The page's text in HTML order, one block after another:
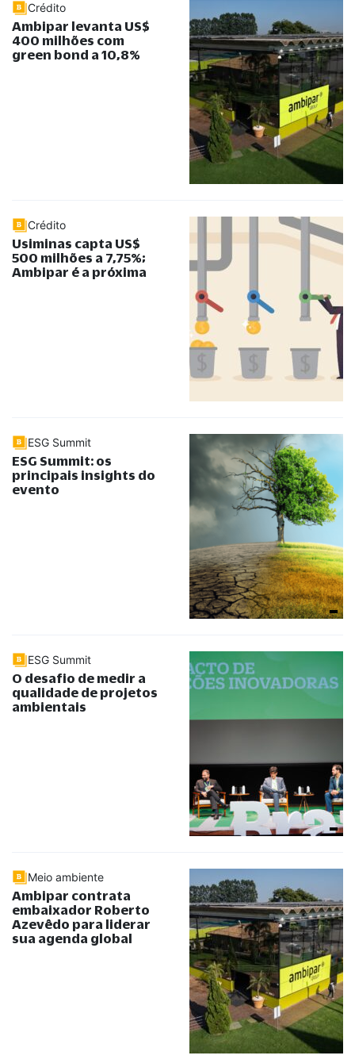
Crédito
Ambipar levanta US$
400 milhões com
green bond a 10,8%
Crédito
Usiminas capta US$
500 milhões a 7,75%;
Ambipar é a próxima
ESG Summit
ESG Summit: os
principais insights do
evento
ESG Summit
O desafio de medir a
qualidade de projetos
ambientais
Meio ambiente
Ambipar contrata
embaixador Roberto
Azevêdo para liderar
sua agenda global